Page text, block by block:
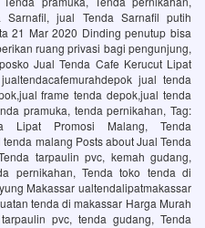
Sarnafil, jual Tenda Sarnafil putih
21 Mar 2020 Dinding penutup bisa
ruang privasi bagi pengunjung,
Jual Tenda Cafe Kerucut Lipat
jual tenda
frame tenda depok,jual tenda
pramuka, tenda pernikahan, Tag:
Lipat Promosi Malang, Tenda
malang Posts about Jual Tenda
tarpaulin pvc, kemah gudang,
pernikahan, Tenda toko tenda di
Makassar ualtendalipatmakassar
tenda di makassar Harga Murah
pvc, tenda gudang, Tenda